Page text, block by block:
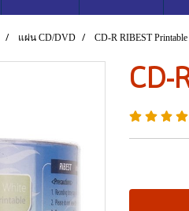
แผ่น CD/DVD CD-R RIBEST Printable